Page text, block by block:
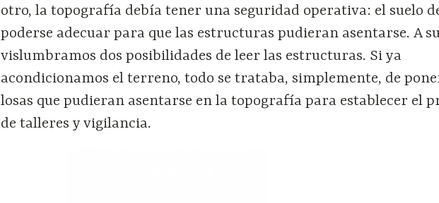
otro, la topografía debía tener una seguridad operativa: el suelo
poderse adecuar para que las estructuras pudieran asentarse. A
vislumbramos dos posibilidades de leer las estructuras. Si ya
acondicionamos el terreno, todo se trataba, simplemente, de
losas que pudieran asentarse en la topografía para establecer el
de talleres y vigilancia.